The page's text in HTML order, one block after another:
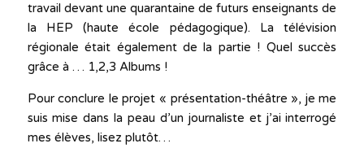
travail devant une quarantaine de futurs enseignants de
la HEP (haute école pédagogique). La télévision
régionale était également de la partie ! Quel succès
grâce à … 1,2,3 Albums !
Pour conclure le projet « présentation-théâtre », je me
suis mise dans la peau d’un journaliste et j’ai interrogé
mes élèves, lisez plutôt…